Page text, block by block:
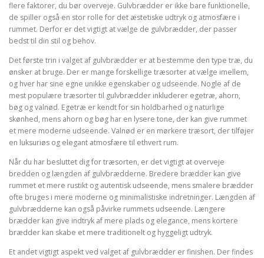
flere faktorer, du bør overveje. Gulvbrædder er ikke bare funktionelle,
de spiller også en stor rolle for det æstetiske udtryk og atmosfære i
rummet. Derfor er det vigtigt at vælge de gulvbrædder, der passer
bedst til din stil og behov.
Det første trin i valget af gulvbrædder er at bestemme den type træ, du
ønsker at bruge. Der er mange forskellige træsorter at vælge imellem,
og hver har sine egne unikke egenskaber og udseende. Nogle af de
mest populære træsorter til gulvbrædder inkluderer egetræ, ahorn,
bøg og valnød. Egetræ er kendt for sin holdbarhed og naturlige
skønhed, mens ahorn og bøg har en lysere tone, der kan give rummet
et mere moderne udseende. Valnød er en mørkere træsort, der tilføjer
en luksuriøs og elegant atmosfære til ethvert rum.
Når du har besluttet dig for træsorten, er det vigtigt at overveje
bredden og længden af gulvbrædderne. Bredere brædder kan give
rummet et mere rustikt og autentisk udseende, mens smalere brædder
ofte bruges i mere moderne og minimalistiske indretninger. Længden af
gulvbrædderne kan også påvirke rummets udseende. Længere
brædder kan give indtryk af mere plads og elegance, mens kortere
brædder kan skabe et mere traditionelt og hyggeligt udtryk.
Et andet vigtigt aspekt ved valget af gulvbrædder er finishen. Der findes